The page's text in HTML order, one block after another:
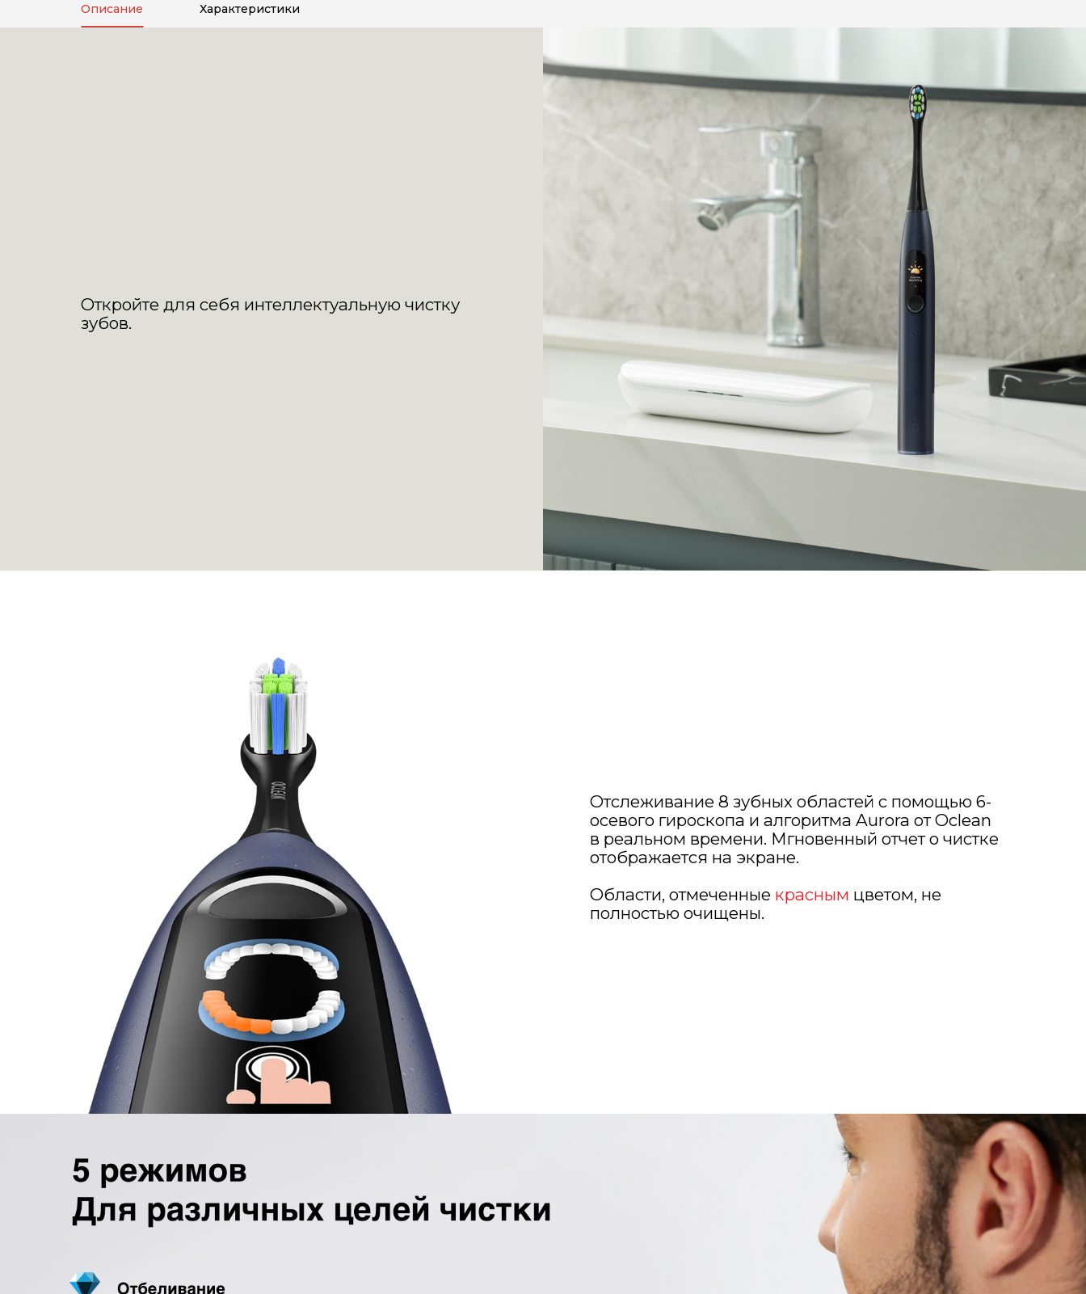
Описание Характеристики
Откройте для себя интеллектуальную чистку
зубов.
Отслеживание 8 зубных областей с помощью 6-
осевого гироскопа и алгоритма Aurora от Oclean
в реальном времени. Мгновенный отчет о чистке
отображается на экране.
Области, отмеченные красным цветом, не
полностью очищены.